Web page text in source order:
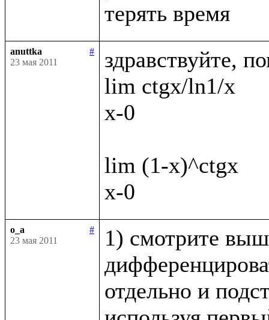
anuttka
#
23 мая 2011
здравствуйте,
lim ctgx/ln1/x
x-0
lim (1-x)^ctgx
o_a
#
23 мая 2011
1) смотрите
отдельно и